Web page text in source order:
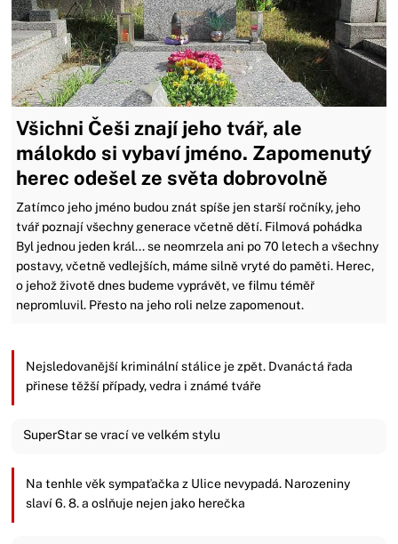
Všichni Češi znají jeho tvář, ale
málokdo si vybaví jméno. Zapomenutý
herec odešel ze světa dobrovolně
Zatímco jeho jméno budou znát spíše jen starší ročníky, jeho
tvář poznají všechny generace včetně dětí. Filmová pohádka
Byl jednou jeden král... se neomrzela ani po 70 letech a všechny
postavy, včetně vedlejších, máme silně vryté do paměti. Herec,
o jehož životě dnes budeme vyprávět, ve filmu téměř
nepromluvil. Přesto na jeho roli nelze zapomenout.
Nejsledovanější kriminální stálice je zpět. Dvanáctá řada
přinese těžší případy, vedra i známé tváře
SuperStar se vrací ve velkém stylu
Na tenhle věk sympaťačka z Ulice nevypadá. Narozeniny
slaví 6. 8. a oslňuje nejen jako herečka